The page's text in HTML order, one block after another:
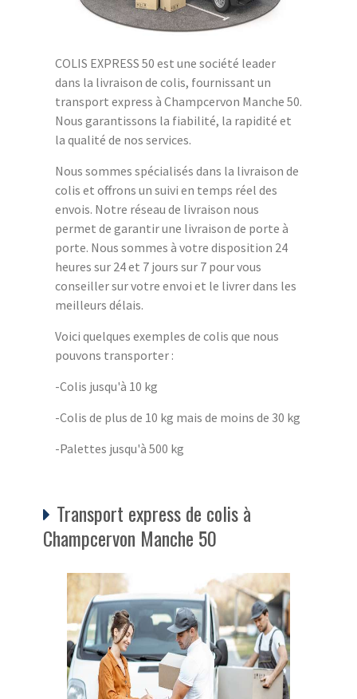
COLIS EXPRESS 50 est une société leader
dans la livraison de colis, fournissant un
transport express à Champcervon Manche 50.
Nous garantissons la fiabilité, la rapidité et
la qualité de nos services.
Nous sommes spécialisés dans la livraison de
colis et offrons un suivi en temps réel des
envois. Notre réseau de livraison nous
permet de garantir une livraison de porte à
porte. Nous sommes à votre disposition 24
heures sur 24 et 7 jours sur 7 pour vous
conseiller sur votre envoi et le livrer dans les
meilleurs délais.
Voici quelques exemples de colis que nous
pouvons transporter :
-Colis jusqu'à 10 kg
-Colis de plus de 10 kg mais de moins de 30 kg
-Palettes jusqu'à 500 kg
Transport express de colis à
Champcervon Manche 50